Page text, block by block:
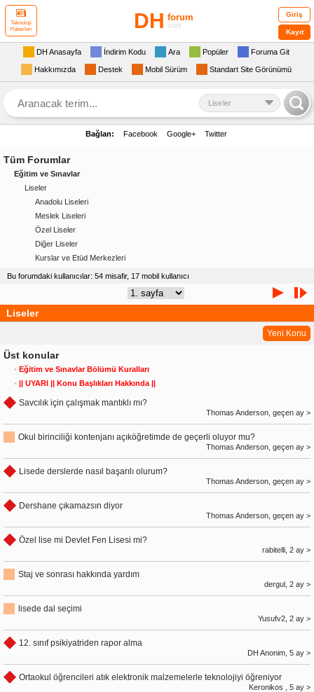
Teknoloji
Haberleri
DH forum
mini
Giriş
Kayıt
DH Anasayfa İndirim Kodu Ara Popüler Foruma Git
Hakkımızda Destek Mobil Sürüm Standart Site Görünümü
Liseler
Bağlan: Facebook Google+ Twitter
Tüm Forumlar
Eğitim ve Sınavlar
Liseler
Anadolu Liseleri
Meslek Liseleri
Özel Liseler
Diğer Liseler
Kurslar ve Etüd Merkezleri
Bu forumdaki kullanıcılar: 54 misafir, 17 mobil kullanıcı
Liseler
Yeni Konu
Üst konular
• Eğitim ve Sınavlar Bölümü Kuralları
• || UYARI || Konu Başlıkları Hakkında ||
Savcılık için çalışmak mantıklı mı?
Thomas Anderson, geçen ay >
Okul birinciliği kontenjanı açıköğretimde de geçerli oluyor mu?
Thomas Anderson, geçen ay >
Lisede derslerde nasıl başarılı olurum?
Thomas Anderson, geçen ay >
Dershane çıkamazsın diyor
Thomas Anderson, geçen ay >
Özel lise mi Devlet Fen Lisesi mi?
rabitelli, 2 ay >
Staj ve sonrası hakkında yardım
dergul, 2 ay >
lisede dal seçimi
Yusufv2, 2 ay >
12. sınıf psikiyatriden rapor alma
DH Anonim, 5 ay >
Ortaokul öğrencileri atık elektronik malzemelerle teknolojiyi öğreniyor
Keronikos , 5 ay >